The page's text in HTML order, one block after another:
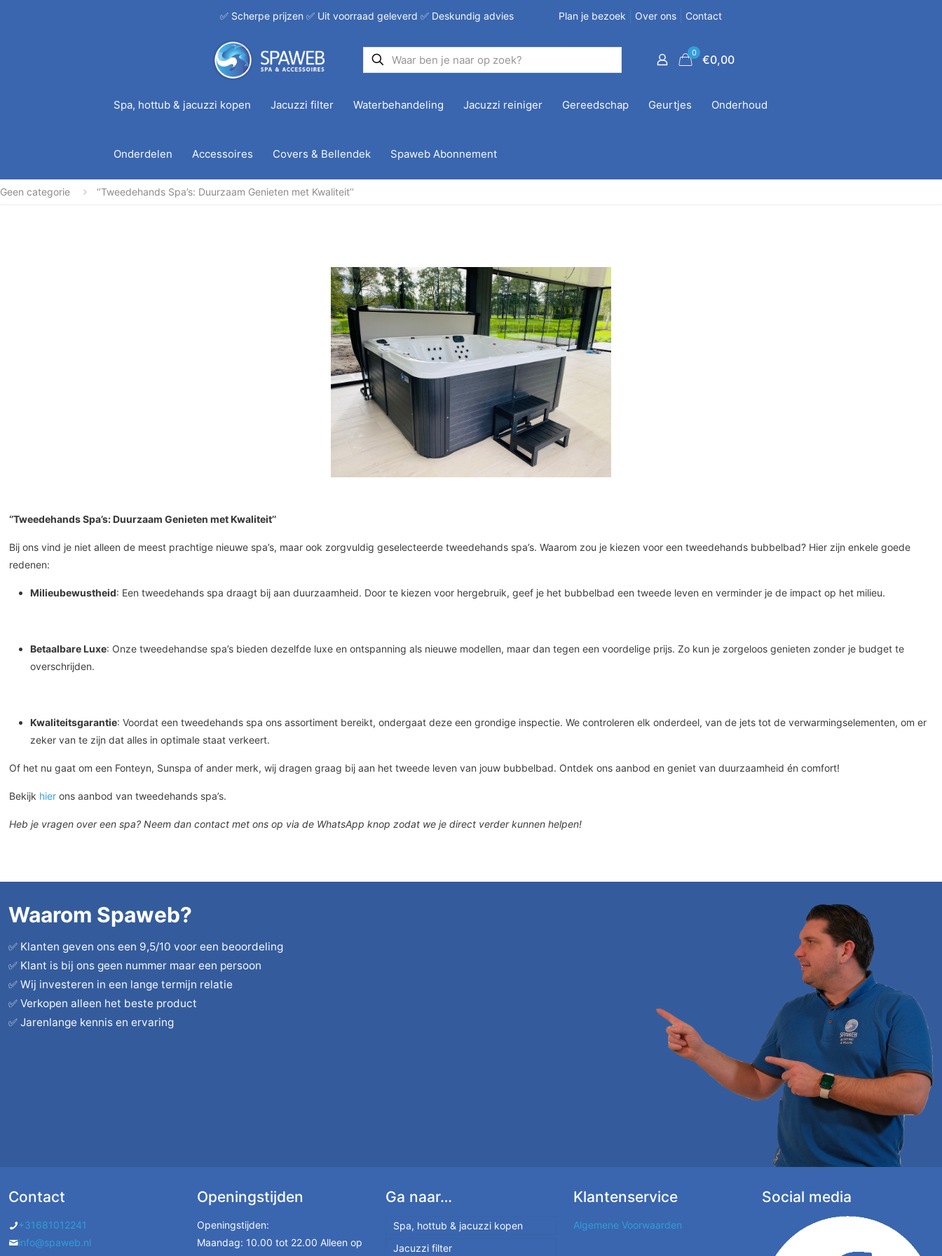
✅ Scherpe prijzen ✅ Uit voorraad geleverd ✅ Deskundig advies Plan je bezoek Over ons Contact
0 €0,00
Spa, hottub & jacuzzi kopen Jacuzzi filter Waterbehandeling Jacuzzi reiniger Gereedschap Geurtjes Onderhoud
Onderdelen Accessoires Covers & Bellendek Spaweb Abonnement
Geen categorie ‘’Tweedehands Spa’s: Duurzaam Genieten met Kwaliteit’’
‘’Tweedehands Spa’s: Duurzaam Genieten met Kwaliteit’’
Bij ons vind je niet alleen de meest prachtige nieuwe spa’s, maar ook zorgvuldig geselecteerde tweedehands spa’s. Waarom zou je kiezen voor een tweedehands bubbelbad? Hier zijn enkele goede
redenen:
Milieubewustheid: Een tweedehands spa draagt bij aan duurzaamheid. Door te kiezen voor hergebruik, geef je het bubbelbad een tweede leven en verminder je de impact op het milieu.
Betaalbare Luxe: Onze tweedehandse spa’s bieden dezelfde luxe en ontspanning als nieuwe modellen, maar dan tegen een voordelige prijs. Zo kun je zorgeloos genieten zonder je budget te
overschrijden.
Kwaliteitsgarantie: Voordat een tweedehands spa ons assortiment bereikt, ondergaat deze een grondige inspectie. We controleren elk onderdeel, van de jets tot de verwarmingselementen, om er
zeker van te zijn dat alles in optimale staat verkeert.
Of het nu gaat om een Fonteyn, Sunspa of ander merk, wij dragen graag bij aan het tweede leven van jouw bubbelbad. Ontdek ons aanbod en geniet van duurzaamheid én comfort!
Bekijk hier ons aanbod van tweedehands spa’s.
Heb je vragen over een spa? Neem dan contact met ons op via de WhatsApp knop zodat we je direct verder kunnen helpen!
Waarom Spaweb?
✅ Klanten geven ons een 9,5/10 voor een beoordeling
✅ Klant is bij ons geen nummer maar een persoon
✅ Wij investeren in een lange termijn relatie
✅ Verkopen alleen het beste product
✅ Jarenlange kennis en ervaring
Contact
+31681012241
info@spaweb.nl
Openingstijden
Openingstijden:
Maandag: 10.00 tot 22.00 Alleen op
Ga naar…
Spa, hottub & jacuzzi kopen
Nieuwe spa
Jacuzzi filter
Klantenservice
Algemene Voorwaarden
Social media